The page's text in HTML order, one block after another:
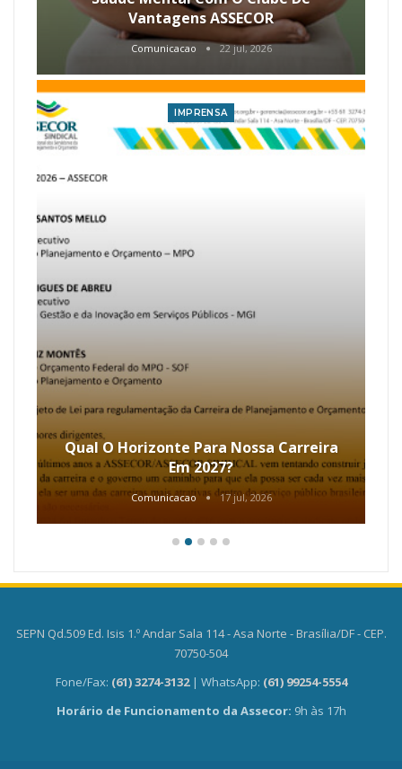
Vantagens ASSECOR
Comunicacao 22 jul, 2026
IMPRENSA
Qual O Horizonte Para Nossa Carreira
Em 2027?
Comunicacao 17 jul, 2026
SEPN Qd.509 Ed. Isis 1.º Andar Sala 114 - Asa Norte - Brasília/DF - CEP.
70750-504
Fone/Fax: (61) 3274-3132 | WhatsApp: (61) 99254-5554
Horário de Funcionamento da Assecor: 9h às 17h